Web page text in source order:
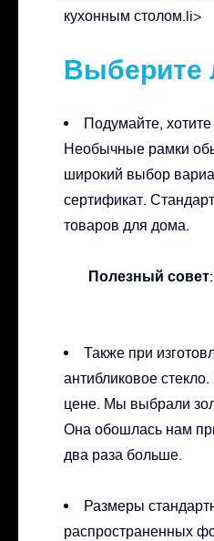
кухонным столом.li>
Выберите
Подумайте,
Необычные рамки
широкий выбор
сертификат.
товаров для дома.
Полезный совет
Также при
антибликовое
цене. Мы выбрали
Она обошлась нам
два раза больше.
Размеры
распространенных